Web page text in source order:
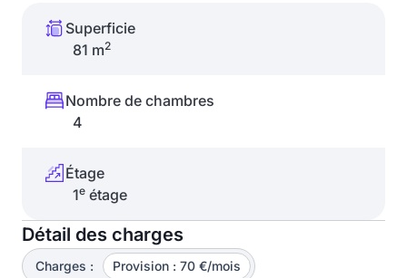
Superficie
81 m2
Nombre de chambres
4
Étage
1e étage
Détail des charges
Charges : Provision : 70 €/mois